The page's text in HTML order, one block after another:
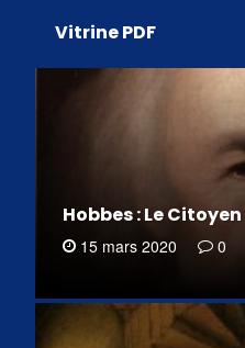
Vitrine PDF
Hobbes : Le
15 mars 2020 0